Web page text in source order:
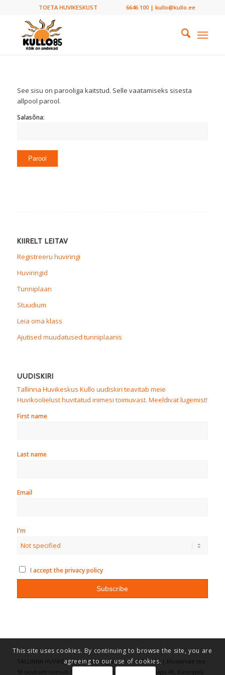
TOETA HUVIKESKUST 6646 100 | kullo@kullo.ee
See sisu on parooliga kaitstud. Selle vaatamiseks sisesta
allpool parool.
Salasõna:
KIIRELT LEITAV
Registreeru huviringi
Huviringid
Tunniplaan
Stuudium
Leia oma klass
Ajutised muudatused tunniplaanis
UUDISKIRI
Tallinna Huvikeskus Kullo uudiskiri teavitab meie
Huvikoolielust huvitatud inimesi toimuvast. Meeldivat lugemist!
First name
Last name
Email
I'm
I accept the privacy policy
TALLINNA HUVIKESKUS KULLO, registrikood: 75016486 | Mustamäe tee
59 (ajutiselt toimub õppetöö aadressitel: Vilde 69, Räägu 49, Kuninga6)
This site uses cookies. By continuing to browse the site, you are
agreeing to our use of cookies.